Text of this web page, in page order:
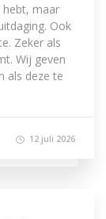
hebt, maar
Ook
Zeker als
Wij geven
als deze te
12 juli 2026